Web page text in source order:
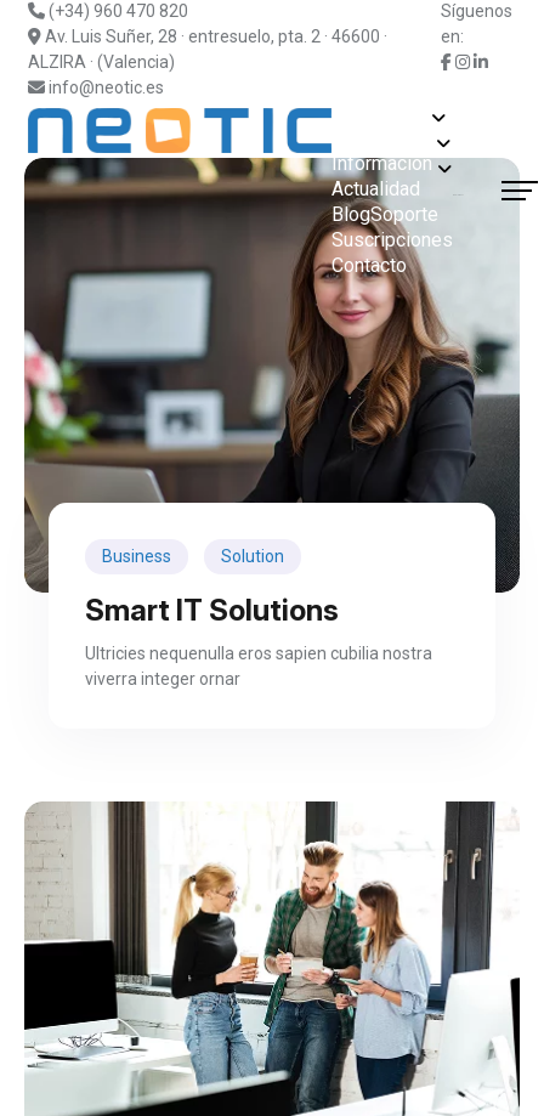
(+34) 960 470 820
Av. Luis Suñer, 28 · entresuelo, pta. 2 · 46600 ·
ALZIRA · (Valencia)
info@neotic.es
Síguenos
en:
Información
Actualidad
BlogSoporte
Suscripciones
Contacto
Business Solution
Smart IT Solutions
Ultricies nequenulla eros sapien cubilia nostra
viverra integer ornar